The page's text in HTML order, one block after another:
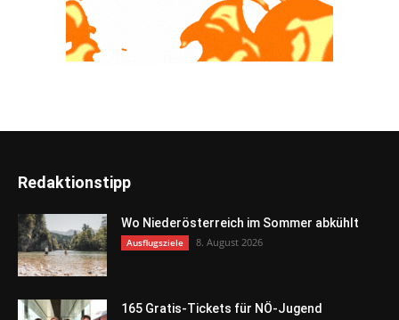
Redaktionstipp
Wo Niederösterreich im Sommer abkühlt
Ausflugsziele 8. August 2026
165 Gratis-Tickets für NÖ-Jugend